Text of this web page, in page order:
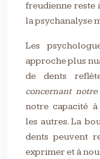
freudienne reste
la psychanalyse
Les
approche plus
de dents
concernant
notre capacité
les autres. La
dents peuvent
exprimer et à